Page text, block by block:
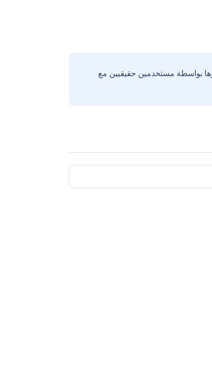
بواسطة مستخدمين حقيقيين مع